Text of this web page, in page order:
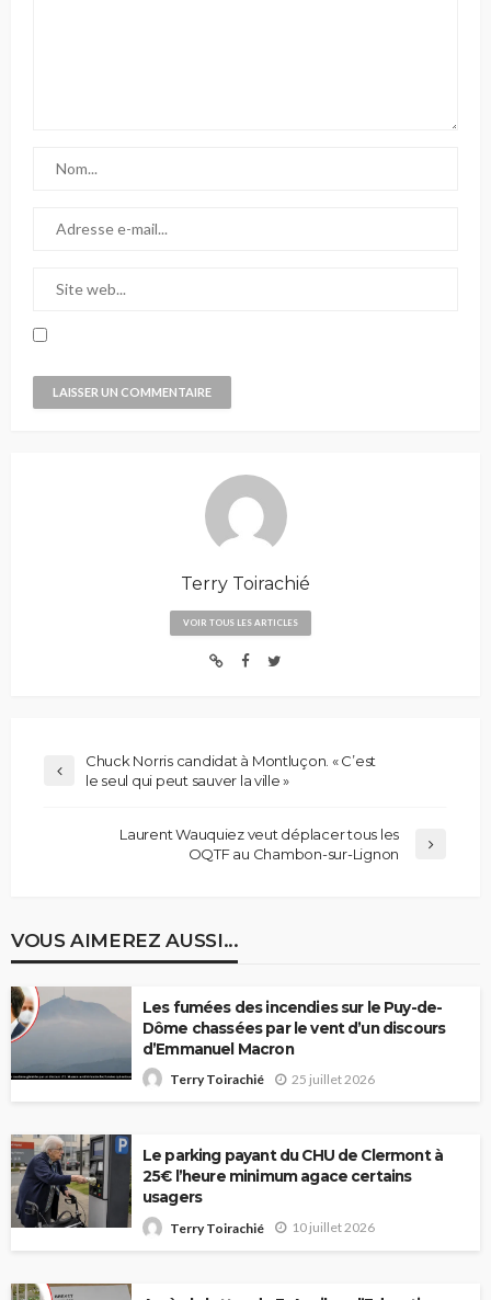
Terry Toirachié
VOIR TOUS LES ARTICLES
Chuck Norris candidat à Montluçon. « C’est
le seul qui peut sauver la ville »
Laurent Wauquiez veut déplacer tous les
OQTF au Chambon-sur-Lignon
VOUS AIMEREZ AUSSI...
Les fumées des incendies sur le Puy-de-
Dôme chassées par le vent d’un discours
d’Emmanuel Macron
Terry Toirachié 25 juillet 2026
Le parking payant du CHU de Clermont à
25€ l’heure minimum agace certains
usagers
Terry Toirachié 10 juillet 2026